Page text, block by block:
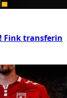
Fink transferin